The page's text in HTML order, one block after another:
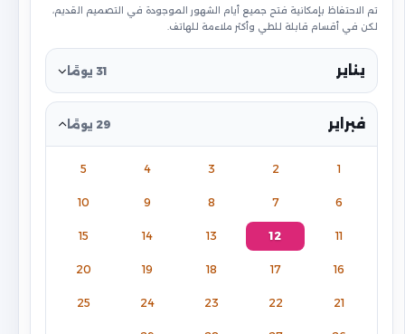
تم الاحتفاظ بإمكانية فتح جميع أيام الشهور الموجودة في التصميم القديم،
لكن في أقسام قابلة للطي وأكثر ملاءمة للهاتف.
يناير 31 يومًا
فبراير 29 يومًا
1
2
3
4
5
6
7
8
9
10
11
12
13
14
15
16
17
18
19
20
21
22
23
24
25